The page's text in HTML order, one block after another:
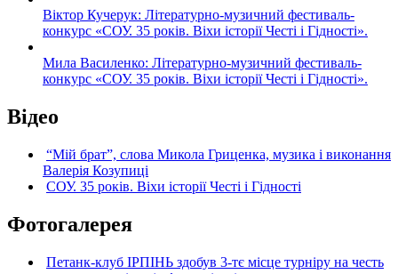
Віктор Кучерук: Літературно-музичний фестиваль-
конкурс «СОУ. 35 років. Віхи історії Честі і Гідності».
Мила Василенко: Літературно-музичний фестиваль-
конкурс «СОУ. 35 років. Віхи історії Честі і Гідності».
Відео
“Мій брат”, слова Микола Гриценка, музика і виконання
Валерія Козупиці
СОУ. 35 років. Віхи історії Честі і Гідності
Фотогалерея
Петанк-клуб ІРПІНЬ здобув 3-тє місце турніру на честь